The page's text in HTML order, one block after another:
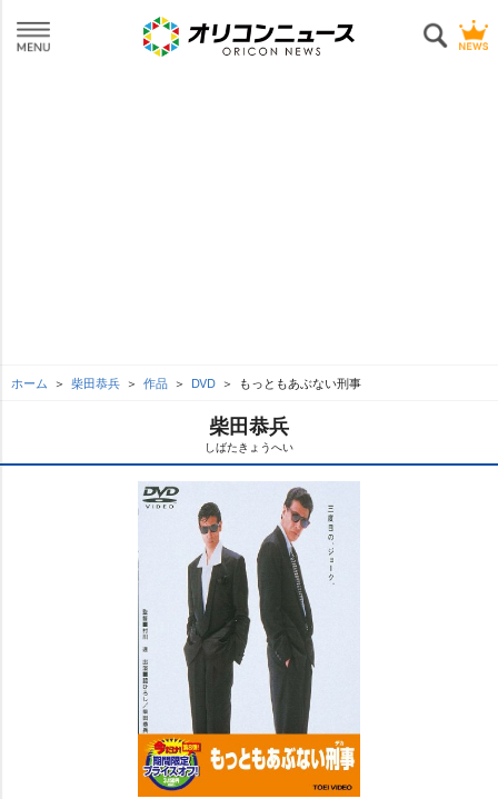
ホーム 柴田恭兵 作品 DVD もっともあぶない刑事
柴田恭兵
しばたきょうへい